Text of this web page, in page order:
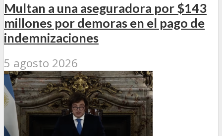
Multan a una aseguradora por $143
millones por demoras en el pago de
indemnizaciones
5 agosto 2026